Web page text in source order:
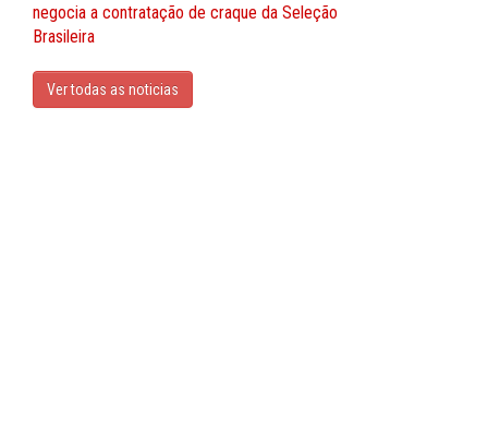
negocia a contratação de craque da Seleção
Brasileira
Ver todas as noticias